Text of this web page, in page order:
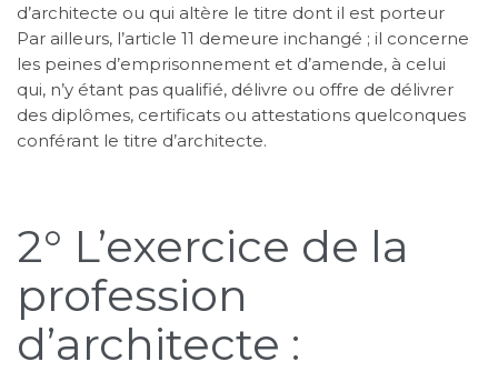
d’architecte ou qui altère le titre dont il est porteur
Par ailleurs, l’article 11 demeure inchangé ; il concerne
les peines d’emprisonnement et d’amende, à celui
qui, n’y étant pas qualifié, délivre ou offre de délivrer
des diplômes, certificats ou attestations quelconques
conférant le titre d’architecte.
2° L’exercice de la
profession
d’architecte :